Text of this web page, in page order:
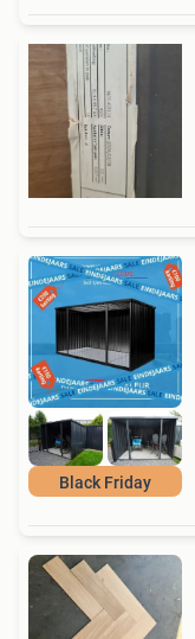
Black Friday